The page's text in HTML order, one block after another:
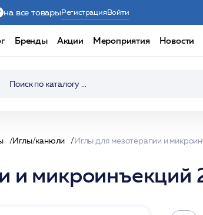
на все товарыРегистрацияВойти
Бренды Акции Мероприятия Новости
Иглы/канюли
и